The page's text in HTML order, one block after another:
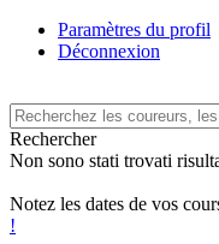
Paramètres du profil
Déconnexion
Rechercher
Non sono stati trovati
Notez les dates de vos
!